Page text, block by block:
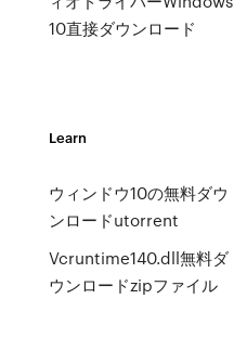
10直接ダウンロード
Learn
ウィンドウ10の無料ダウ
ンロードutorrent
Vcruntime140.dll無料ダ
ウンロードzipファイル